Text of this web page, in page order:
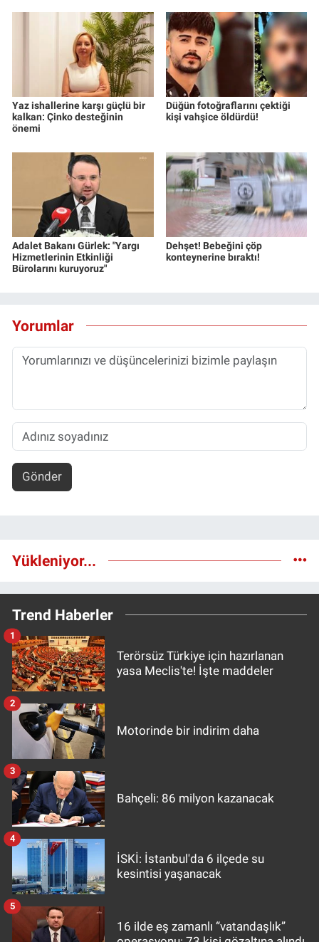
Yaz ishallerine karşı güçlü bir
kalkan: Çinko desteğinin
önemi
Düğün fotoğraflarını çektiği
kişi vahşice öldürdü!
Adalet Bakanı Gürlek: "Yargı
Hizmetlerinin Etkinliği
Bürolarını kuruyoruz"
Dehşet! Bebeğini çöp
konteynerine bıraktı!
Yorumlar
Gönder
Yükleniyor...
Trend Haberler
Terörsüz Türkiye için hazırlanan
yasa Meclis'te! İşte maddeler
1
Motorinde bir indirim daha
2
Bahçeli: 86 milyon kazanacak
3
İSKİ: İstanbul'da 6 ilçede su
kesintisi yaşanacak
4
16 ilde eş zamanlı “vatandaşlık”
5